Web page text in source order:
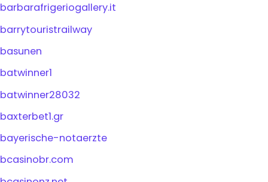
barbarafrigeriogallery.it
barrytouristrailway
basunen
batwinner1
batwinner28032
baxterbet1.gr
bayerische-notaerzte
bcasinobr.com